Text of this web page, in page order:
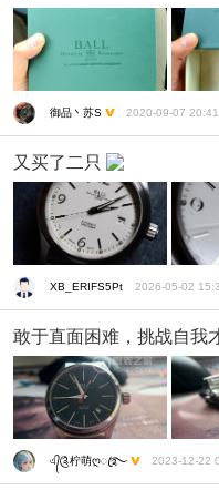
御品丶苏S 2020-09-07 20:41
又买了二只
XB_ERIFS5Pt 2026-05-02
敢于直面困难，挑战自我
এ᭄༊柠萌ღꦿ࿐ 2023-12-22